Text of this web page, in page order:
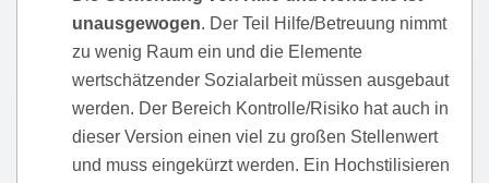
unausgewogen. Der Teil Hilfe/Betreuung nimmt
zu wenig Raum ein und die Elemente
wertschätzender Sozialarbeit müssen ausgebaut
werden. Der Bereich Kontrolle/Risiko hat auch in
dieser Version einen viel zu großen Stellenwert
und muss eingekürzt werden. Ein Hochstilisieren